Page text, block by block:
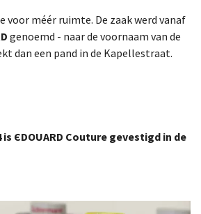
voor méér ruimte. De zaak werd vanaf
genoemd - naar de voornaam van de
dan een pand in de Kapellestraat.
is ЄDOUARD Couture gevestigd in de